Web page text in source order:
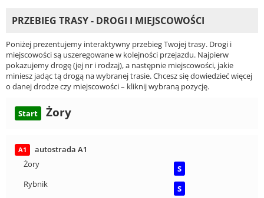
PRZEBIEG TRASY - DROGI I MIEJSCOWOŚCI
Poniżej prezentujemy interaktywny przebieg Twojej trasy. Drogi i
miejscowości są uszeregowane w kolejności przejazdu. Najpierw
pokazujemy drogę (jej nr i rodzaj), a następnie miejscowości, jakie
miniesz jadąc tą drogą na wybranej trasie. Chcesz się dowiedzieć więcej
o danej drodze czy miejscowości – kliknij wybraną pozycję.
Start Żory
A1
autostrada A1
Żory
S
Rybnik
S